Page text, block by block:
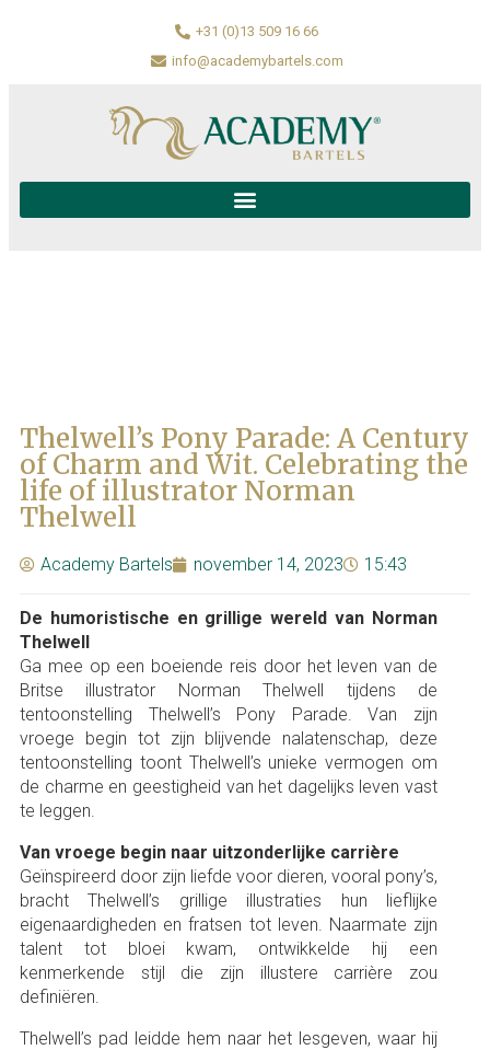
+31 (0)13 509 16 66
info@academybartels.com
Thelwell’s Pony Parade: A Century
of Charm and Wit. Celebrating the
life of illustrator Norman
Thelwell
Academy Bartels november 14, 2023 15:43
De humoristische en grillige wereld van Norman
Thelwell
Ga mee op een boeiende reis door het leven van de
Britse illustrator Norman Thelwell tijdens de
tentoonstelling Thelwell’s Pony Parade. Van zijn
vroege begin tot zijn blijvende nalatenschap, deze
tentoonstelling toont Thelwell’s unieke vermogen om
de charme en geestigheid van het dagelijks leven vast
te leggen.
Van vroege begin naar uitzonderlijke carrière
Geïnspireerd door zijn liefde voor dieren, vooral pony’s,
bracht Thelwell’s grillige illustraties hun lieflijke
eigenaardigheden en fratsen tot leven. Naarmate zijn
talent tot bloei kwam, ontwikkelde hij een
kenmerkende stijl die zijn illustere carrière zou
definiëren.
Thelwell’s pad leidde hem naar het lesgeven, waar hij